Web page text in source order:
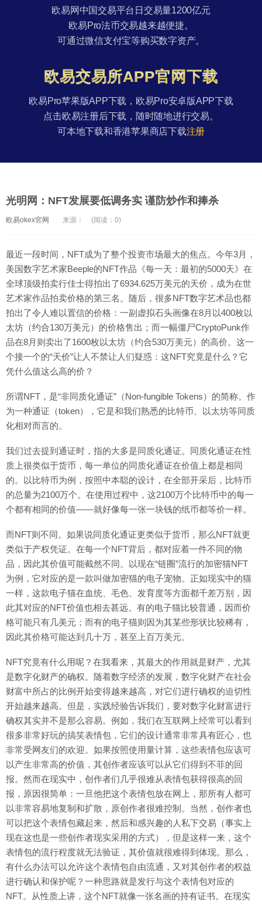
欧易网中国交易平台日交易量1200亿元
欧易Pro法币交易越来越便捷。
可通过微信支付宝等购买数字资产。
欧易交易所APP官网下载
欧易Pro苹果版APP下载，欧易Pro安卓版APP下载
点击欧易注册后下载，随时随地进行交易。
可本地下载和香港苹果商店下载注册
光明网：NFT发展要低调务实 谨防炒作和捧杀
欧易okex官网 来源： (阅读：0)
最近一段时间，NFT成为了整个投资市场最大的焦点。今年3月，
美国数字艺术家Beeple的NFT作品《每一天：最初的5000天》在
全球顶级拍卖行佳士得拍出了6934.625万美元的天价，成为在世
艺术家作品拍卖价格的第三名。随后，很多NFT数字艺术品也都
拍出了令人难以置信的价格：一副虚拟石头画像在8月以400枚以
太坊（约合130万美元）的价格售出；而一幅僵尸CryptoPunk作
品在8月则卖出了1600枚以太坊（约合530万美元）的高价。这一
个接一个的“天价”让人不禁让人们疑惑：这NFT究竟是什么？它
凭什么值这么高的价？
所谓NFT，是“非同质化通证”（Non-fungible Tokens）的简称。作
为一种通证（token），它是和我们熟悉的比特币、以太坊等同质
化相对而言的。
我们过去提到通证时，指的大多是同质化通证。同质化通证在性
质上很类似于货币，每一单位的同质化通证在价值上都是相同
的。以比特币为例，按照中本聪的设计，在全部开采后，比特币
的总量为2100万个。在使用过程中，这2100万个比特币中的每一
个都有相同的价值——就好像每一张一块钱的纸币都等价一样。
而NFT则不同。如果说同质化通证更类似于货币，那么NFT就更
类似于产权凭证。在每一个NFT背后，都对应着一件不同的物
品，因此其价值可能截然不同。以现在“链圈”流行的加密猫NFT
为例，它对应的是一款叫做加密猫的电子宠物。正如现实中的猫
一样，这款电子猫在血统、毛色、发育度等方面都千差万别，因
此其对应的NFT价值也相去甚远。有的电子猫比较普通，因而价
格可能只有几美元；而有的电子猫则因为其某些形状比较稀有，
因此其价格可能达到几十万，甚至上百万美元。
NFT究竟有什么用呢？在我看来，其最大的作用就是财产，尤其
是数字化财产的确权。随着数字经济的发展，数字化财产在社会
财富中所占的比例开始变得越来越高，对它们进行确权的迫切性
开始越来越高。但是，实践经验告诉我们，要对数字化财富进行
确权其实并不是那么容易。例如，我们在互联网上经常可以看到
很多非常好玩的搞笑表情包，它们的设计通常非常具有匠心，也
非常受网友们的欢迎。如果按照使用量计算，这些表情包应该可
以产生非常高的价值，其创作者应该可以从它们得到不菲的回
报。然而在现实中，创作者们几乎很难从表情包获得很高的回
报，原因很简单：一旦他把这个表情包放在网上，那所有人都可
以非常容易地复制和扩散，原创作者很难控制。当然，创作者也
可以把这个表情包藏起来，然后和感兴趣的人私下交易（事实上
现在这也是一些创作者现实采用的方式），但是这样一来，这个
表情包的流行程度就无法验证，其价值就很难得到体现。那么，
有什么办法可以允许这个表情包自由流通，又对其创作者的权益
进行确认和保护呢？一种思路就是发行与这个表情包对应的
NFT。从性质上讲，这个NFT就像一张名画的持有证书。在现实